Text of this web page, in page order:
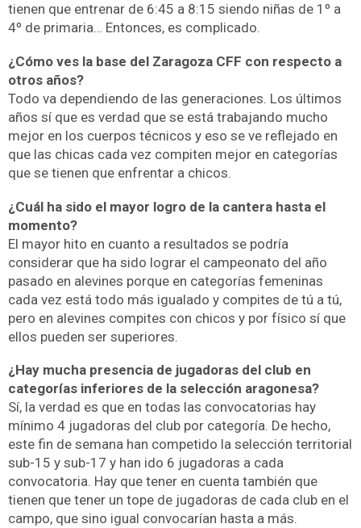
tienen que entrenar de 6:45 a 8:15 siendo niñas de 1º a
4º de primaria… Entonces, es complicado.
¿Cómo ves la base del Zaragoza CFF con respecto a
otros años?
Todo va dependiendo de las generaciones. Los últimos
años sí que es verdad que se está trabajando mucho
mejor en los cuerpos técnicos y eso se ve reflejado en
que las chicas cada vez compiten mejor en categorías
que se tienen que enfrentar a chicos.
¿Cuál ha sido el mayor logro de la cantera hasta el
momento?
El mayor hito en cuanto a resultados se podría
considerar que ha sido lograr el campeonato del año
pasado en alevines porque en categorías femeninas
cada vez está todo más igualado y compites de tú a tú,
pero en alevines compites con chicos y por físico sí que
ellos pueden ser superiores.
¿Hay mucha presencia de jugadoras del club en
categorías inferiores de la selección aragonesa?
Sí, la verdad es que en todas las convocatorias hay
mínimo 4 jugadoras del club por categoría. De hecho,
este fin de semana han competido la selección territorial
sub-15 y sub-17 y han ido 6 jugadoras a cada
convocatoria. Hay que tener en cuenta también que
tienen que tener un tope de jugadoras de cada club en el
campo, que sino igual convocarían hasta a más.